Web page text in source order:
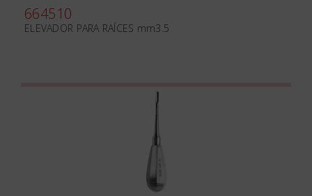
664510
ELEVADOR PARA RAÍCES mm3.5